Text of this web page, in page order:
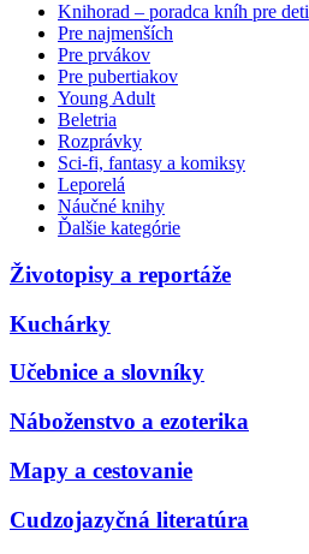
Knihorad – poradca kníh pre deti
Pre najmenších
Pre prvákov
Pre pubertiakov
Young Adult
Beletria
Rozprávky
Sci-fi, fantasy a komiksy
Leporelá
Náučné knihy
Ďalšie kategórie
Životopisy a reportáže
Kuchárky
Učebnice a slovníky
Náboženstvo a ezoterika
Mapy a cestovanie
Cudzojazyčná literatúra